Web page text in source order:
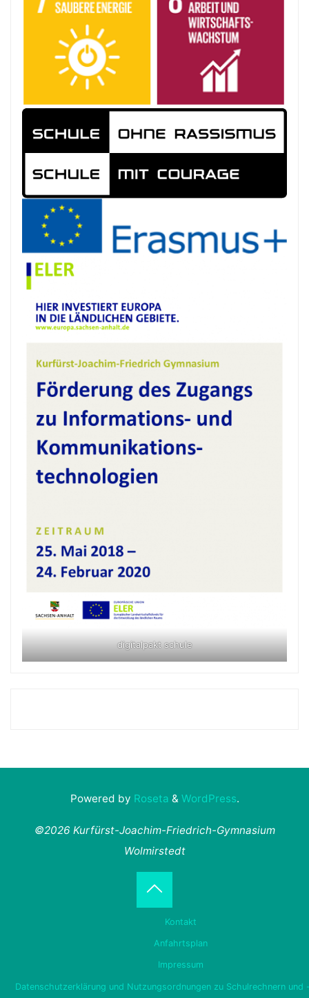
digitalpakt schule
Powered by Roseta & WordPress.
©2026 Kurfürst-Joachim-Friedrich-Gymnasium
Wolmirstedt
Kontakt
Anfahrtsplan
Impressum
Datenschutzerklärung und Nutzungsordnungen zu Schulrechnern und
Back
to
Top